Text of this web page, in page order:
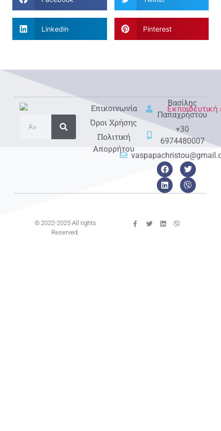
Linkedin Pinterest
Eπικοινωνία
Όροι Χρήσης
Πολιτική
Απορρήτου
Βασίλης
Παπαχρήστου
+30
6974480007
© 2022-2025 All rights
Reserved.